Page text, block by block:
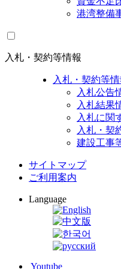
港湾整備
入札・契約等情報
入札・契約等情
入札公告
入札結果
入札に関
入札・契
建設工事
サイトマップ
ご利用案内
Language
Youtube